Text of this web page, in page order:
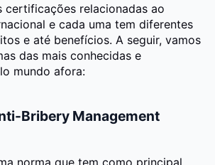
certificações relacionadas ao
e cada uma tem diferentes
e até benefícios. A seguir, vamos
das mais conhecidas e
mundo afora:
Bribery Management